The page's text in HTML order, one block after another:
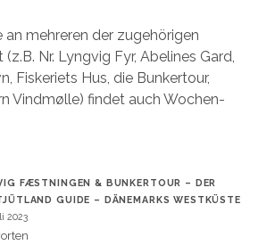
an mehreren der zugehörigen
Nr. Lyngvig Fyr, Abelines Gard,
Fiskeriets Hus, die Bunkertour,
Vindmølle) findet auch Wochen-
FÆSTNINGEN & BUNKERTOUR – DER
GUIDE – DÄNEMARKS WESTKÜSTE
2023